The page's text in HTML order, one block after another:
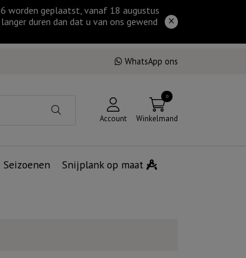
worden geplaatst, vanaf 18 augustus
duren dan dat u van ons gewend
WhatsApp ons
Account
0
Winkelmand
Seizoenen Snijplank op maat